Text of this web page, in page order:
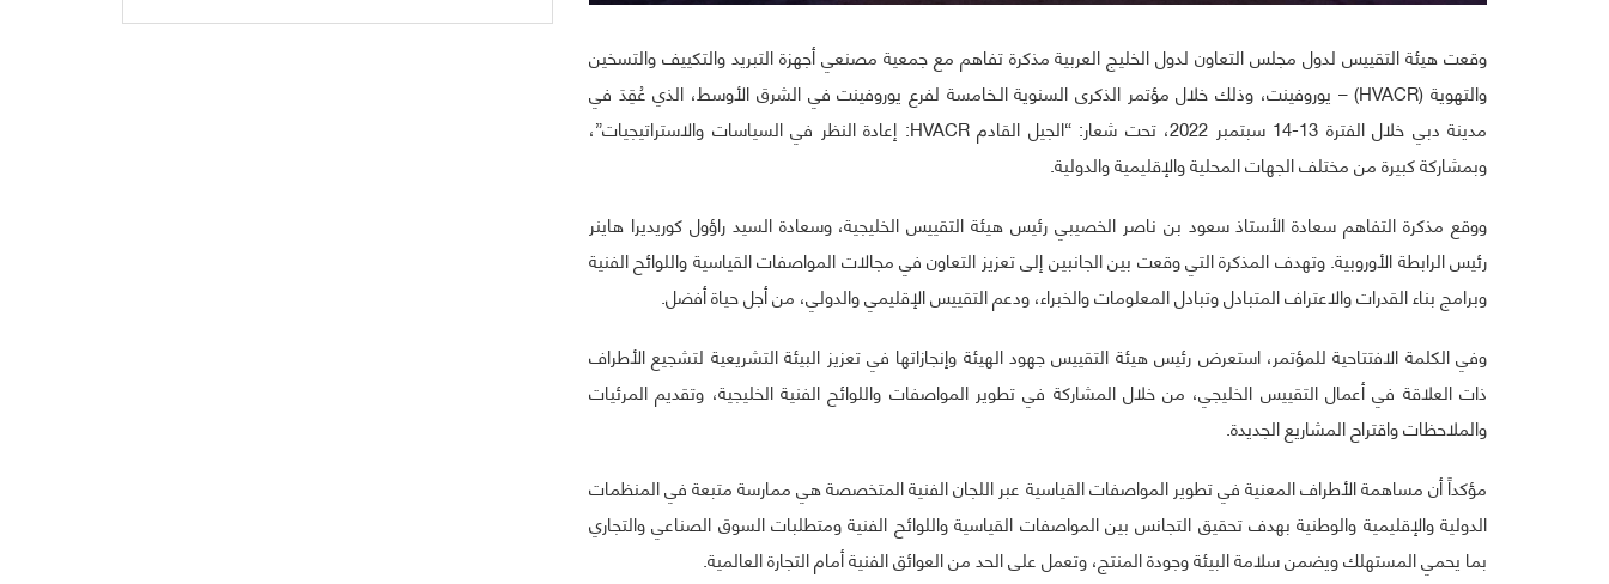
وقعت هيئة التقييس لدول مجلس التعاون لدول الخليج العربية مذكرة تفاهم مع جمعية مصنعي أجهزة التبريد والتكييف والتسخين
والتهوية (HVACR) – يوروفينت، وذلك خلال مؤتمر الذكرى السنوية الـخامسة لفرع يوروفينت في الشرق الأوسط، الذي عُقِدَ في
مدينة دبي خلال الفترة 13-14 سبتمبر 2022، تحت شعار: “الجيل القادم HVACR: إعادة النظر في السياسات والاستراتيجيات”،
وبمشاركة كبيرة من مختلف الجهات المحلية والإقليمية والدولية.
ووقع مذكرة التفاهم سعادة الأستاذ سعود بن ناصر الخصيبي رئيس هيئة التقييس الخليجية، وسعادة السيد راؤول كوريديرا هاينر
رئيس الرابطة الأوروبية. وتهدف المذكرة التي وقعت بين الجانبين إلى تعزيز التعاون في مجالات المواصفات القياسية واللوائح الفنية
وبرامج بناء القدرات والاعتراف المتبادل وتبادل المعلومات والخبراء، ودعم التقييس الإقليمي والدولي، من أجل حياة أفضل.
وفي الكلمة الافتتاحية للمؤتمر، استعرض رئيس هيئة التقييس جهود الهيئة وإنجازاتها في تعزيز البيئة التشريعية لتشجيع الأطراف
ذات العلاقة في أعمال التقييس الخليجي، من خلال المشاركة في تطوير المواصفات واللوائح الفنية الخليجية، وتقديم المرئيات
والملاحظات واقتراح المشاريع الجديدة.
مؤكداً أن مساهمة الأطراف المعنية في تطوير المواصفات القياسية عبر اللجان الفنية المتخصصة هي ممارسة متبعة في المنظمات
الدولية والإقليمية والوطنية بهدف تحقيق التجانس بين المواصفات القياسية واللوائح الفنية ومتطلبات السوق الصناعي والتجاري
بما يحمي المستهلك ويضمن سلامة البيئة وجودة المنتج، وتعمل على الحد من العوائق الفنية أمام التجارة العالمية.